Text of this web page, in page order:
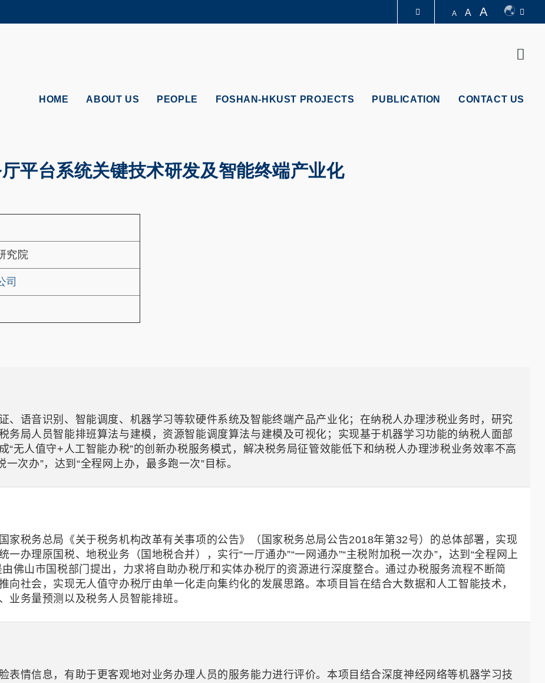
MORE ABOUT HKUST
A A A
HOME ABOUT US PEOPLE FOSHAN-HKUST PROJECTS PUBLICATION CONTACT US
平台系统关键技术研发及智能终端产业化
究院
司
、语音识别、智能调度、机器学习等软硬件系统及智能终端产品产业化；在纳税人办理涉税业务时，研究
务局人员智能排班算法与建模，资源智能调度算法与建模及可视化；实现基于机器学习功能的纳税人面部
“无人值守+人工智能办税”的创新办税服务模式，解决税务局征管效能低下和纳税人办理涉税业务效率不高
次办”，达到“全程网上办，最多跑一次”目标。
家税务总局《关于税务机构改革有关事项的公告》（国家税务总局公告2018年第32号）的总体部署，实现
办理原国税、地税业务（国地税合并），实行“一厅通办”“一网通办”“主税附加税一次办”，达到“全程网上
佛山市国税部门提出，力求将自助办税厅和实体办税厅的资源进行深度整合。通过办税服务流程不断简
向社会，实现无人值守办税厅由单一化走向集约化的发展思路。本项目旨在结合大数据和人工智能技术，
业务量预测以及税务人员智能排班。
表情信息，有助于更客观地对业务办理人员的服务能力进行评价。本项目结合深度神经网络等机器学习技